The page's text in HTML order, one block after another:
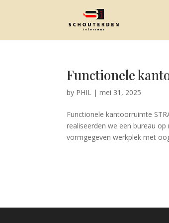
Functionele
by PHIL |mei 31, 2025
Functionele kantoorruimte
realiseerden we een bureau
vormgegeven werkplek met